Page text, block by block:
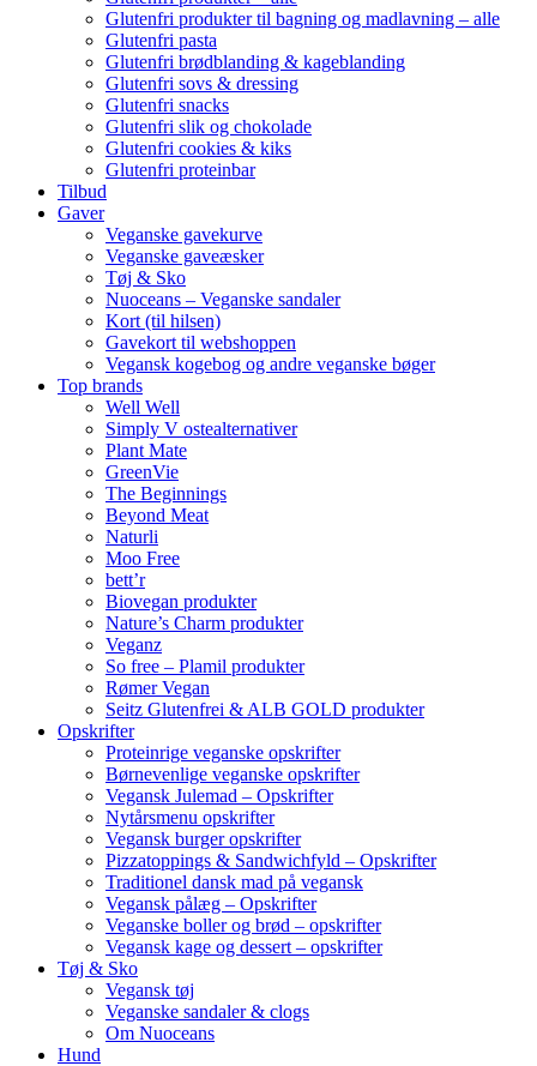
Glutenfri produkter til bagning og madlavning – alle
Glutenfri pasta
Glutenfri brødblanding & kageblanding
Glutenfri sovs & dressing
Glutenfri snacks
Glutenfri slik og chokolade
Glutenfri cookies & kiks
Glutenfri proteinbar
Tilbud
Gaver
Veganske gavekurve
Veganske gaveæsker
Tøj & Sko
Nuoceans – Veganske sandaler
Kort (til hilsen)
Gavekort til webshoppen
Vegansk kogebog og andre veganske bøger
Top brands
Well Well
Simply V ostealternativer
Plant Mate
GreenVie
The Beginnings
Beyond Meat
Naturli
Moo Free
bett’r
Biovegan produkter
Nature’s Charm produkter
Veganz
So free – Plamil produkter
Rømer Vegan
Seitz Glutenfrei & ALB GOLD produkter
Opskrifter
Proteinrige veganske opskrifter
Børnevenlige veganske opskrifter
Vegansk Julemad – Opskrifter
Nytårsmenu opskrifter
Vegansk burger opskrifter
Pizzatoppings & Sandwichfyld – Opskrifter
Traditionel dansk mad på vegansk
Vegansk pålæg – Opskrifter
Veganske boller og brød – opskrifter
Vegansk kage og dessert – opskrifter
Tøj & Sko
Vegansk tøj
Veganske sandaler & clogs
Om Nuoceans
Hund